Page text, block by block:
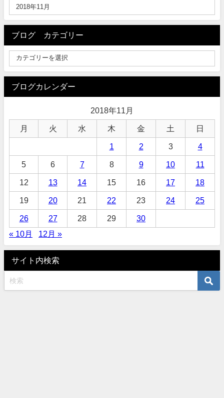
ブログ カテゴリー
ブログカレンダー
2018年11月
月 火 水 木 金 土 日
1 2 3 4
5 6 7 8 9 10 11
12 13 14 15 16 17 18
19 20 21 22 23 24 25
26 27 28 29
30
« 10月
12月 »
サイト内検索